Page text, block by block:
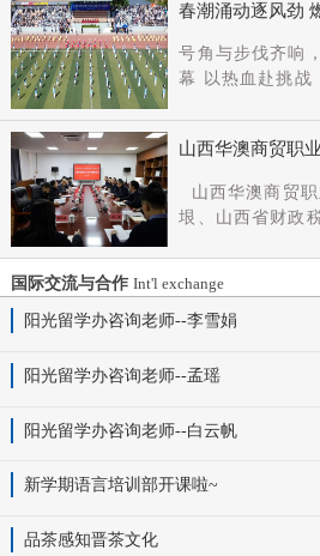
记、督导专员职
常工作的副书记
党组成员、副厅
新任党委书记杨
分别作表态发言
省委组织部干部
领导班子成员、
会议。
春潮涌动逐风劲
号角与步伐齐响，
幕 以热血赴挑战，以奋斗展锋芒 上午9
扬，国旗护卫队
神抖擞，护送五
旗帜在春日暖阳
学子赤诚的家国
紧随其后，校旗
进，彩旗猎猎映
景。全场师生肃
冉冉升起，全体
时代华章。 学院院长白峰致开幕词，
动会是学院践行“
山西华澳商贸职
建和思想政治工
山西华澳商贸
垠、山西省财政
院长白峰主持。
热烈。 山西省财政税务专科学校党委副
本情况以及党建
工作向“有效覆
议：一要筑牢组
组织生活联过等
国际交流与合作 Int'l exchange
阳光留学办咨询老师--李雪娟
阳光留学办咨询老师--孟瑶
阳光留学办咨询老师--白云帆
新学期语言培训部开课啦~
品茶感知晋茶文化